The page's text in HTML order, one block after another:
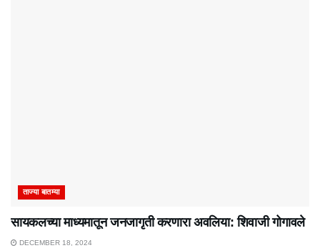
ताज्या बातम्या
सायकलच्या माध्यमातून जनजागृती करणारा अवलिया: शिवाजी गोगावले
DECEMBER 18, 2024